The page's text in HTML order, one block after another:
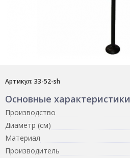
Артикул: 33-52-sh
Основные характеристики
Производство
Диаметр (см)
Материал
Производитель